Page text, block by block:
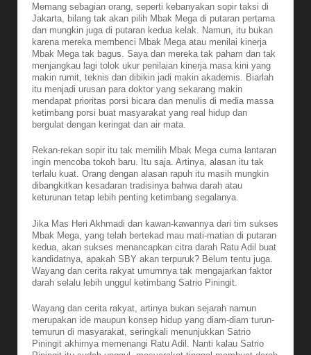
Memang sebagian orang, seperti kebanyakan sopir taksi di
Jakarta, bilang tak akan pilih Mbak Mega di putaran pertama
dan mungkin juga di putaran kedua kelak. Namun, itu bukan
karena mereka membenci Mbak Mega atau menilai kinerja
Mbak Mega tak bagus. Saya dan mereka tak paham dan tak
menjangkau lagi tolok ukur penilaian kinerja masa kini yang
makin rumit, teknis dan dibikin jadi makin akademis. Biarlah
itu menjadi urusan para doktor yang sekarang makin
mendapat prioritas porsi bicara dan menulis di media massa
ketimbang porsi buat masyarakat yang real hidup dan
bergulat dengan keringat dan air mata.
Rekan-rekan sopir itu tak memilih Mbak Mega cuma lantaran
ingin mencoba tokoh baru. Itu saja. Artinya, alasan itu tak
terlalu kuat. Orang dengan alasan rapuh itu masih mungkin
dibangkitkan kesadaran tradisinya bahwa darah atau
keturunan tetap lebih penting ketimbang segalanya.
Jika Mas Heri Akhmadi dan kawan-kawannya dari tim sukses
Mbak Mega, yang telah bertekad mau mati-matian di putaran
kedua, akan sukses menancapkan citra darah Ratu Adil buat
kandidatnya, apakah SBY akan terpuruk? Belum tentu juga.
Wayang dan cerita rakyat umumnya tak mengajarkan faktor
darah selalu lebih unggul ketimbang Satrio Piningit.
Wayang dan cerita rakyat, artinya bukan sejarah namun
merupakan ide maupun konsep hidup yang diam-diam turun-
temurun di masyarakat, seringkali menunjukkan Satrio
Piningit akhirnya memenangi Ratu Adil. Nanti kalau Satrio